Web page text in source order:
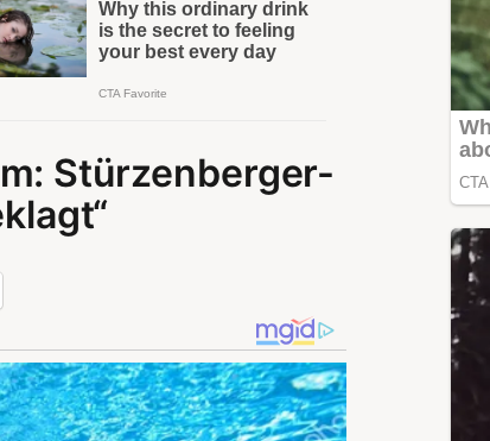
Stürzenberger-